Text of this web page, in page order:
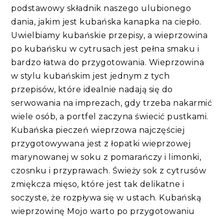
podstawowy składnik naszego ulubionego
dania, jakim jest kubańska kanapka na ciepło.
Uwielbiamy kubańskie przepisy, a wieprzowina
po kubańsku w cytrusach jest pełna smaku i
bardzo łatwa do przygotowania. Wieprzowina
w stylu kubańskim jest jednym z tych
przepisów, które idealnie nadają się do
serwowania na imprezach, gdy trzeba nakarmić
wiele osób, a portfel zaczyna świecić pustkami.
Kubańska pieczeń wieprzowa najczęściej
przygotowywana jest z łopatki wieprzowej
marynowanej w soku z pomarańczy i limonki,
czosnku i przyprawach. Świeży sok z cytrusów
zmiękcza mięso, które jest tak delikatne i
soczyste, że rozpływa się w ustach. Kubańską
wieprzowinę Mojo warto po przygotowaniu